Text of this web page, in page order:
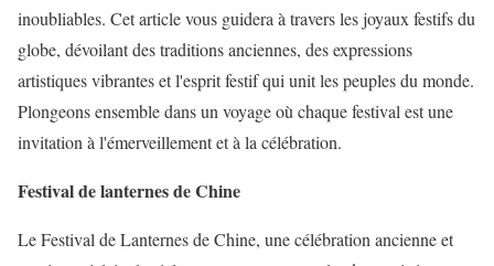
inoubliables. Cet article vous guidera à travers les joyaux festifs du
globe, dévoilant des traditions anciennes, des expressions
artistiques vibrantes et l'esprit festif qui unit les peuples du monde.
Plongeons ensemble dans un voyage où chaque festival est une
invitation à l'émerveillement et à la célébration.
Festival de lanternes de Chine
Le Festival de Lanternes de Chine, une célébration ancienne et